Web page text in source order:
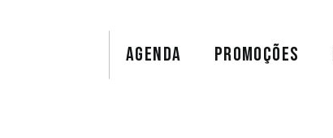
AGENDA PROMOÇÕES